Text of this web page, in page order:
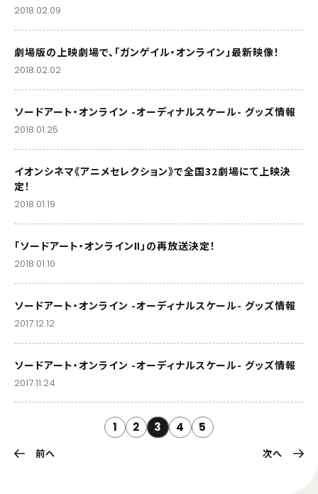
2018.02.09
劇場版の上映劇場で、「ガンゲイル・オンライン」最新映像！
2018.02.02
ソードアート・オンライン -オーディナルスケール- グッズ情報
2018.01.25
イオンシネマ《アニメセレクション》で全国32劇場にて上映決
定！
2018.01.19
「ソードアート・オンラインⅡ」の再放送決定！
2018.01.10
ソードアート・オンライン -オーディナルスケール- グッズ情報
2017.12.12
ソードアート・オンライン -オーディナルスケール- グッズ情報
2017.11.24
1 2 3 4 5
前へ 次へ